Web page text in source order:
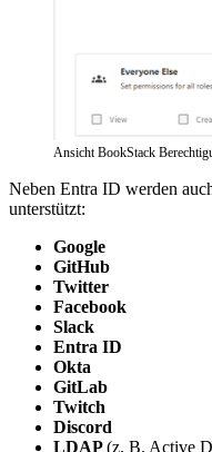
Ansicht BookStack
Neben Entra ID werden
unterstützt:
Google
GitHub
Twitter
Facebook
Slack
Entra ID
Okta
GitLab
Twitch
Discord
LDAP(z. B. Active